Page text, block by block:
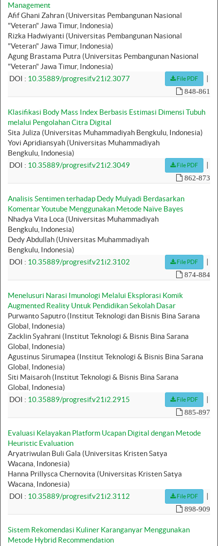
Management
Afif Ghani Zahran (Universitas Pembangunan Nasional
"Veteran" Jawa Timur, Indonesia)
Rizka Hadwiyanti (Universitas Pembangunan Nasional
"Veteran" Jawa Timur, Indonesia)
Agung Brastama Putra (Universitas Pembangunan Nasional
"Veteran" Jawa Timur, Indonesia)
DOI : 10.35889/progresif.v21i2.3077 File PDF |
848-861
Klasifikasi Body Mass Index Berbasis Estimasi Dimensi Tubuh
melalui Pengolahan Citra Digital
Sita Juliza (Universitas Muhammadiyah Bengkulu, Indonesia)
Yovi Apridiansyah (Universitas Muhammadiyah
Bengkulu, Indonesia)
DOI : 10.35889/progresif.v21i2.3049 File PDF |
862-873
Analisis Sentimen terhadap Dedy Mulyadi Berdasarkan
Komentar Youtube Menggunakan Metode Naïve Bayes
Nhadya Vita Loca (Universitas Muhammadiyah
Bengkulu, Indonesia)
Dedy Abdullah (Universitas Muhammadiyah
Bengkulu, Indonesia)
DOI : 10.35889/progresif.v21i2.3102 File PDF |
874-884
Menelusuri Narasi Imunologi Melalui Eksplorasi Komik
Augmented Reality Untuk Pendidikan Sekolah Dasar
Purwanto Saputro (Institut Teknologi dan Bisnis Bina Sarana
Global, Indonesia)
Zacklin Syahrani (Institut Teknologi & Bisnis Bina Sarana
Global, Indonesia)
Agustinus Sirumapea (Institut Teknologi & Bisnis Bina Sarana
Global, Indonesia)
Siti Maisaroh (Institut Teknologi & Bisnis Bina Sarana
Global, Indonesia)
DOI : 10.35889/progresif.v21i2.2915 File PDF |
885-897
Evaluasi Kelayakan Platform Ucapan Digital dengan Metode
Heuristic Evaluation
Aryatriwulan Buli Gala (Universitas Kristen Satya
Wacana, Indonesia)
Hanna Prillysca Chernovita (Universitas Kristen Satya
Wacana, Indonesia)
DOI : 10.35889/progresif.v21i2.3112 File PDF |
898-909
Sistem Rekomendasi Kuliner Karanganyar Menggunakan
Metode Hybrid Recommendation